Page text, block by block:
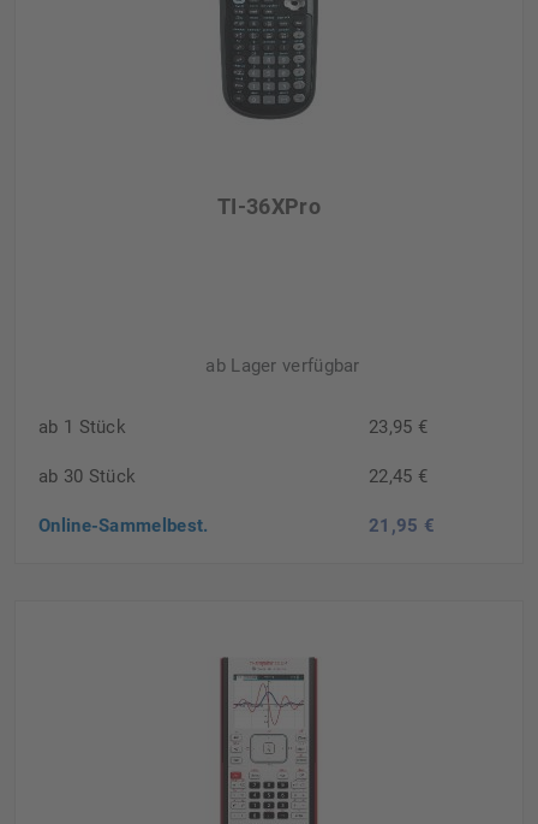
TI-36XPro
ab Lager verfügbar
ab 1 Stück 23,95 €
ab 30 Stück 22,45 €
Online-Sammelbest. 21,95 €